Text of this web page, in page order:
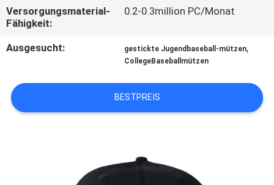
UNS
IN
VERBINDUNG
NACHRICHTEN
Versorgungsmaterial-
Fähigkeit:
0.2-0.3million PC/Monat
Ausgesucht: gestickte Jugendbaseball-mützen,
CollegeBaseballmützen
BESTPREIS